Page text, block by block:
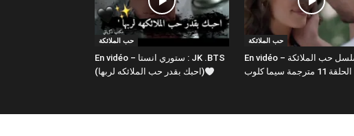
حب الملائكة
En vidéo – ستوري انستا : JK .BTS
(احبك بقدر حب الملائكه لربها)
حب الملائكة
En vidéo – مسلسل حب الملائكة
الحلقة 11 مترجمة سيما كلوب